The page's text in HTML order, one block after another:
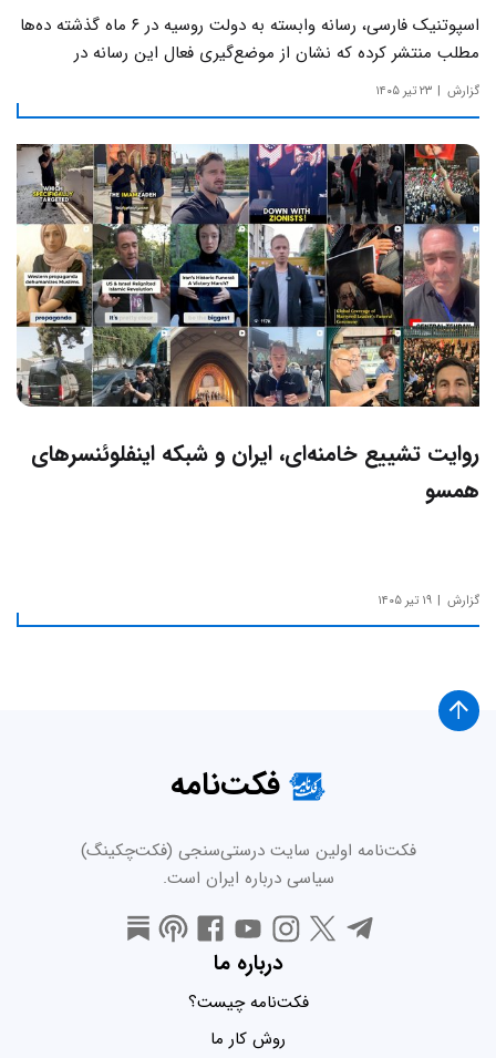
اسپوتنیک فارسی، رسانه وابسته به دولت روسیه در ۶ ماه گذشته ده‌ها
مطلب منتشر کرده که نشان از موضع‌گیری فعال این رسانه‌ در
حساس‌ترین مسائل چالش‌های داخلی ایران دارد.
گزارش ۲۳ تیر ۱۴۰۵
روایت تشییع خامنه‌ای، ایران و شبکه اینفلوئنسرهای
همسو
گزارش ۱۹ تیر ۱۴۰۵
فکت‌نامه
فکت‌نامه اولین سایت درستی‌سنجی (فکت‌چکینگ)
سیاسی درباره ایران است.
درباره ما
فکت‌نامه چیست؟
روش کار ما